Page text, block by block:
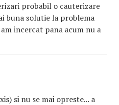
probabil o cauterizare
buna solutie la problema
incercat pana acum nu a
si nu se mai opreste... a